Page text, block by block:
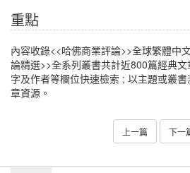
重點
內容收錄<<哈佛商業評論>>全球繁體中
論精選>>全系列叢書共計近800篇經典
字及作者等欄位快速檢索 ; 以主題或叢
章資源。
上一篇 下一